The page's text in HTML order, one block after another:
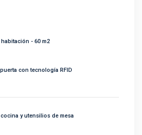
- 60 m2
con tecnología RFID
y utensilios de mesa